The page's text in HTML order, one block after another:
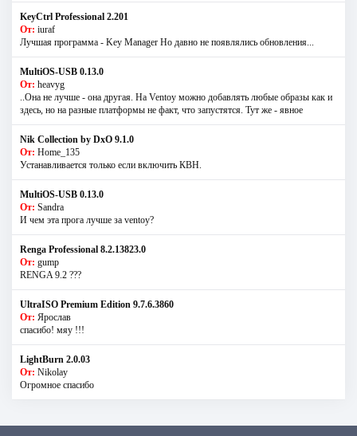
KeyCtrl Professional 2.201
От: iuraf
Лучшая программа - Key Manager Но давно не появлялись обновления...
MultiOS-USB 0.13.0
От: heavyg
..Она не лучше - она другая. На Ventoy можно добавлять любые образы как и
здесь, но на разные платформы не факт, что запустятся. Тут же - явное
Nik Collection by DxO 9.1.0
От: Home_135
Устанавливается только если включить КВН.
MultiOS-USB 0.13.0
От: Sandra
И чем эта прога лучше за ventoy?
Renga Professional 8.2.13823.0
От: gump
RENGA 9.2 ???
UltraISO Premium Edition 9.7.6.3860
От: Ярослав
спасибо! мяу !!!
LightBurn 2.0.03
От: Nikolay
Огромное спасибо